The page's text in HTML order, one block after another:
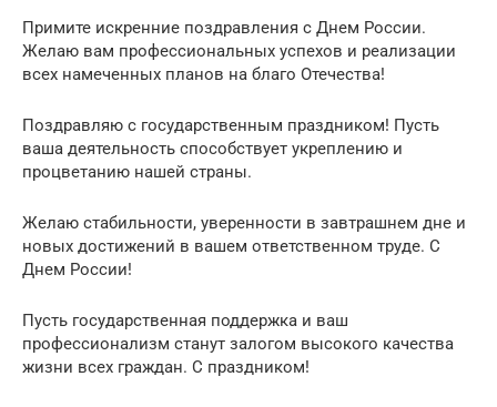
Примите искренние поздравления с Днем России.
Желаю вам профессиональных успехов и реализации
всех намеченных планов на благо Отечества!
Поздравляю с государственным праздником! Пусть
ваша деятельность способствует укреплению и
процветанию нашей страны.
Желаю стабильности, уверенности в завтрашнем дне и
новых достижений в вашем ответственном труде. С
Днем России!
Пусть государственная поддержка и ваш
профессионализм станут залогом высокого качества
жизни всех граждан. С праздником!